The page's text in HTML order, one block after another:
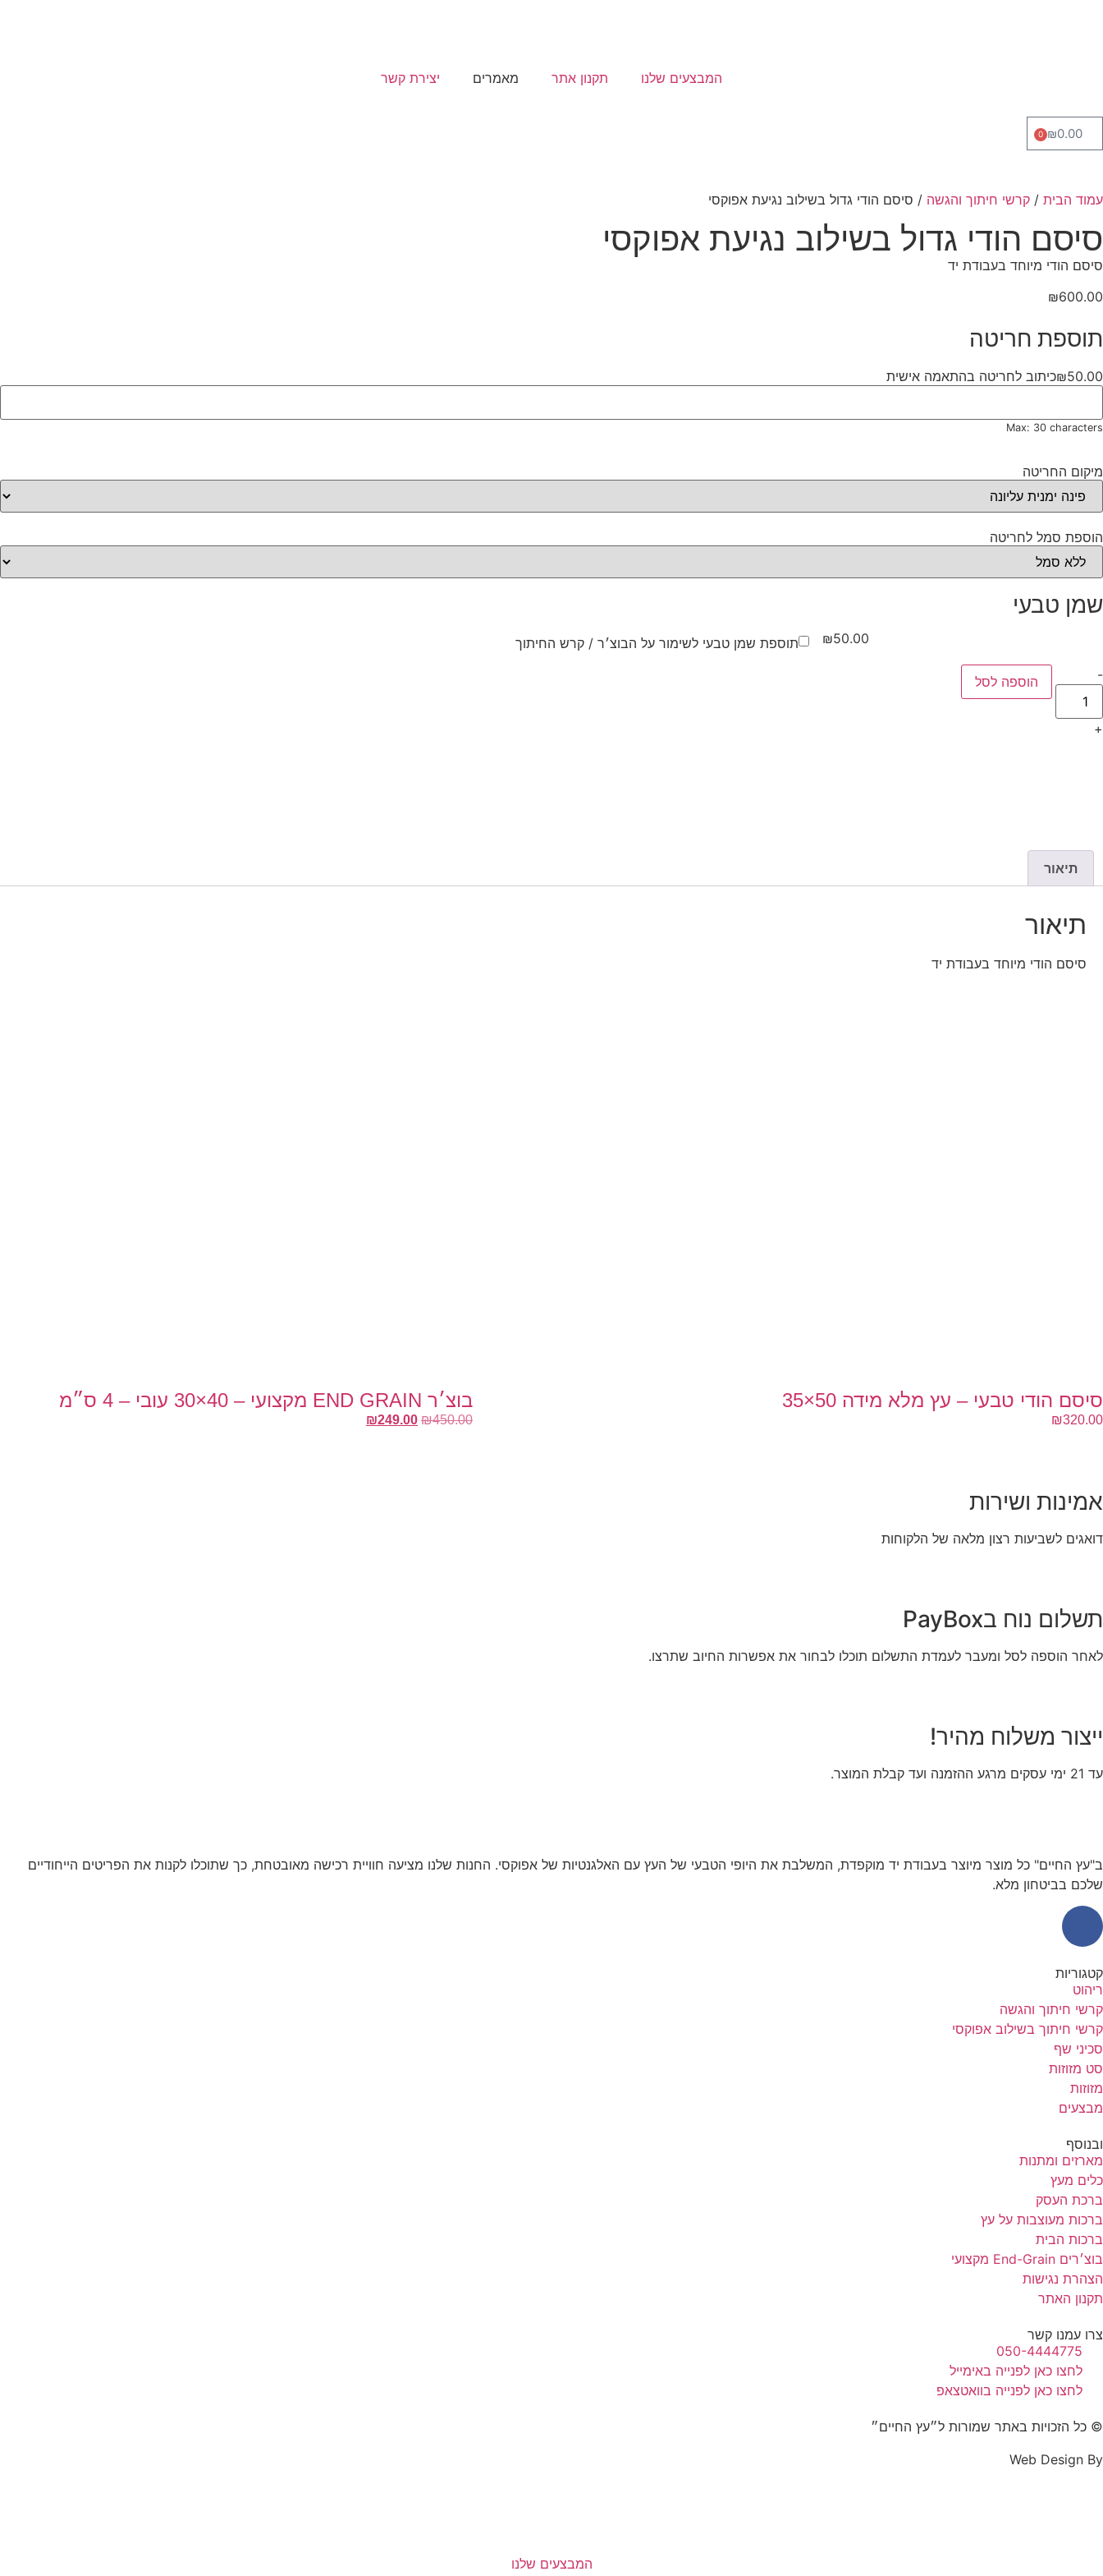
המבצעים שלנו תקנון אתר מאמרים יצירת קשר
₪0.00
0
עמוד הבית / קרשי חיתוך והגשה / סיסם הודי גדול בשילוב נגיעת אפוקסי
סיסם הודי גדול בשילוב נגיעת אפוקסי
סיסם הודי מיוחד בעבודת יד
₪600.00
תוספת חריטה
כיתוב לחריטה בהתאמה אישית₪50.00
Max: 30 characters
מיקום החריטה
הוספת סמל לחריטה
שמן טבעי
תוספת שמן טבעי לשימור על הבוצ׳ר / קרש החיתוך ₪50.00
-
+
הוספה לסל
תיאור
תיאור
סיסם הודי מיוחד בעבודת יד
סיסם הודי טבעי – עץ מלא מידה 50×35
₪320.00
בוצ׳ר END GRAIN מקצועי – 40×30 עובי – 4 ס״מ
₪450.00
₪249.00
אמינות ושירות
דואגים לשביעות רצון מלאה של הלקוחות
תשלום נוח בPayBox
לאחר הוספה לסל ומעבר לעמדת התשלום תוכלו לבחור את אפשרות החיוב שתרצו.
ייצור משלוח מהיר!
עד 21 ימי עסקים מרגע ההזמנה ועד קבלת המוצר.
ב"עץ החיים" כל מוצר מיוצר בעבודת יד מוקפדת, המשלבת את היופי הטבעי של העץ עם האלגנטיות של אפוקסי. החנות שלנו מציעה חוויית רכישה מאובטחת, כך שתוכלו לקנות את הפריטים הייחודיים
שלכם בביטחון מלא.
קטגוריות
ריהוט
קרשי חיתוך והגשה
קרשי חיתוך בשילוב אפוקסי
סכיני שף
סט מזוזות
מזוזות
מבצעים
ובנוסף
מארזים ומתנות
כלים מעץ
ברכת העסק
ברכות מעוצבות על עץ
ברכות הבית
בוצ׳רים End-Grain מקצועי
הצהרת נגישות
תקנון האתר
צרו עמנו קשר
050-4444775
לחצו כאן לפנייה באימייל
לחצו כאן לפנייה בוואטצאפ
© כל הזכויות באתר שמורות ל״עץ החיים״
Web Design By
המבצעים שלנו